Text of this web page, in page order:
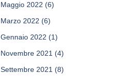
Maggio 2022 (6)
Marzo 2022 (6)
Gennaio 2022 (1)
Novembre 2021 (4)
Settembre 2021 (8)